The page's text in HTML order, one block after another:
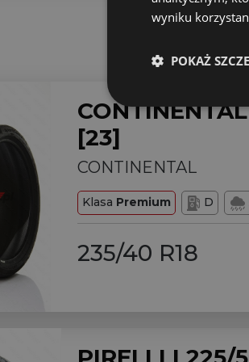
[23]
CONTINENTAL
Klasa Premium D
235/40 R18
wyniku
POKAŻ